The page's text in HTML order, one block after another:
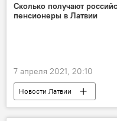
Сколько получают
пенсионеры в Латвии
7 апреля 2021, 20:10
Новости Латвии
Пенсии в Латвии: ни шанса